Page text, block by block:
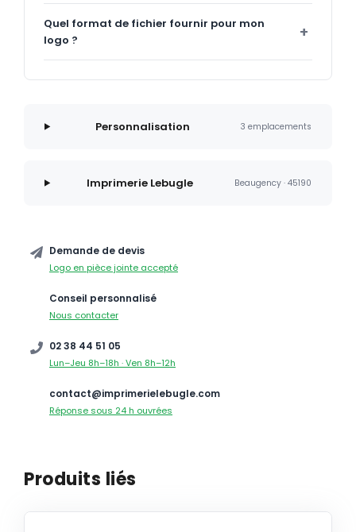
Quel format de fichier fournir pour mon
logo ?
Personnalisation 3 emplacements
Imprimerie Lebugle Beaugency · 45190
Demande de devis
Logo en pièce jointe accepté
Conseil personnalisé
Nous contacter
02 38 44 51 05
Lun–Jeu 8h–18h · Ven 8h–12h
contact@imprimerielebugle.com
Réponse sous 24 h ouvrées
Produits liés